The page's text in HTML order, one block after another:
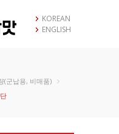
KOREAN
ENGLISH
(군납용, 비매품)